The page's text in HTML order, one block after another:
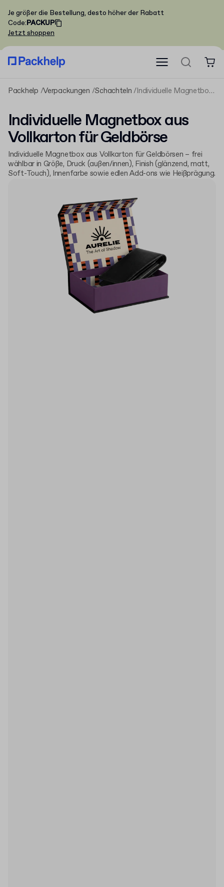
Je größer die Bestellung, desto höher der Rabatt
Code:PACKUP
Jetzt shoppen
Packhelp Verpackungen Schachteln Individuelle Magnetbox aus Vollkarton für Geldbörse
Individuelle Magnetbox aus
Vollkarton für Geldbörse
Individuelle Magnetbox aus Vollkarton für Geldbörsen – frei
wählbar in Größe, Druck (außen/innen), Finish (glänzend, matt,
Soft-Touch), Innenfarbe sowie edlen Add-ons wie Heißprägung.